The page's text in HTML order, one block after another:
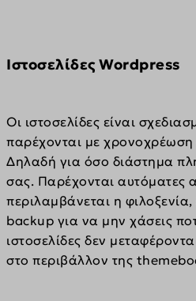
Iστοσελίδες Wordpress
Οι ιστοσελίδες είναι
παρέχονται με
Δηλαδή για όσο διάστημα
σας. Παρέχονται αυτόματες
περιλαμβάνεται η
backup για να μην χάσεις
ιστοσελίδες δεν
στο περιβάλλον της